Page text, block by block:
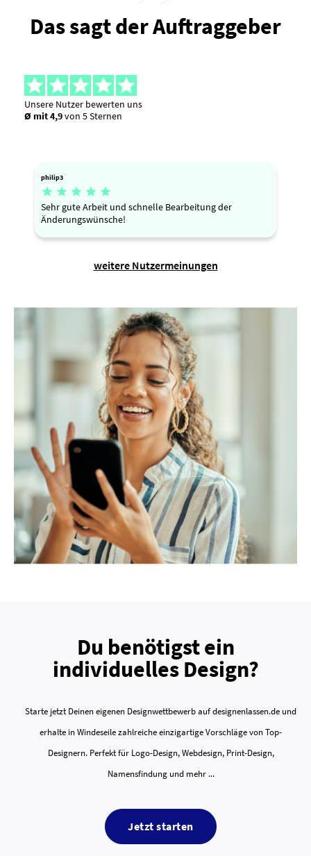
Das sagt der Auftraggeber
Unsere Nutzer bewerten uns
Ø mit 4,9von 5 Sternen
philip3
    
Sehr gute Arbeit und schnelle Bearbeitung der
Änderungswünsche!
weitere Nutzermeinungen
Du benötigst ein
individuelles Design?
Starte jetzt Deinen eigenen Designwettbewerb auf designenlassen.de und
erhalte in Windeseile zahlreiche einzigartige Vorschläge von Top-
Designern. Perfekt für Logo-Design, Webdesign, Print-Design,
Namensfindung und mehr ...
Jetzt starten